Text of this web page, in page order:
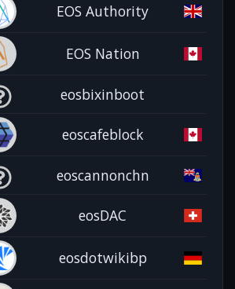
EOS Authority
EOS Nation
eosbixinboot
eoscafeblock
eoscannonchn
eosDAC
eosdotwikibp